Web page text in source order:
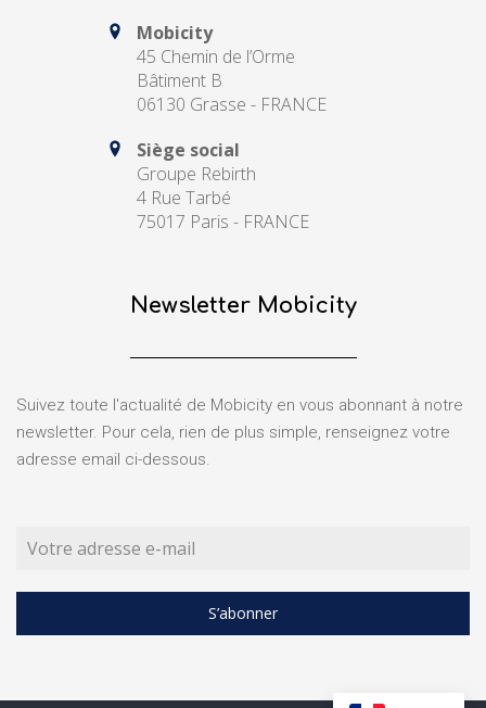
Mobicity
45 Chemin de l’Orme
Bâtiment B
06130 Grasse - FRANCE
Siège social
Groupe Rebirth
4 Rue Tarbé
75017 Paris - FRANCE
Newsletter Mobicity
Suivez toute l'actualité de Mobicity en vous abonnant à notre
newsletter. Pour cela, rien de plus simple, renseignez votre
adresse email ci-dessous.
S’abonner